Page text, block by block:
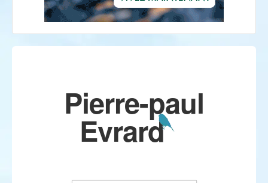
Pierre-paul
Evrard